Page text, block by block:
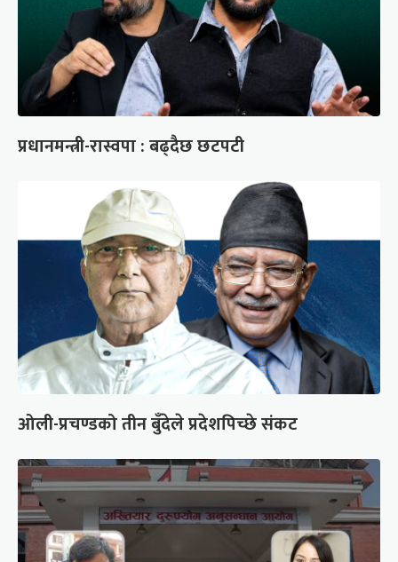
प्रधानमन्त्री-रास्वपा : बढ्दैछ छटपटी
ओली-प्रचण्डको तीन बुँदेले प्रदेशपिच्छे संकट